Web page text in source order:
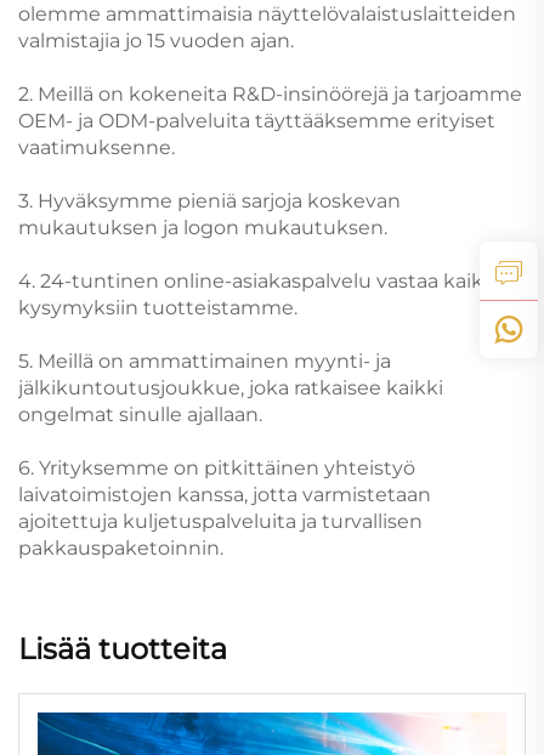
olemme ammattimaisia näyttelövalaistuslaitteiden
valmistajia jo 15 vuoden ajan.
2. Meillä on kokeneita R&D-insinöörejä ja tarjoamme
OEM- ja ODM-palveluita täyttääksemme erityiset
vaatimuksenne.
3. Hyväksymme pieniä sarjoja koskevan
mukautuksen ja logon mukautuksen.
4. 24-tuntinen online-asiakaspalvelu vastaa kaikkiin
kysymyksiin tuotteistamme.
5. Meillä on ammattimainen myynti- ja
jälkikuntoutusjoukkue, joka ratkaisee kaikki
ongelmat sinulle ajallaan.
6. Yrityksemme on pitkittäinen yhteistyö
laivatoimistojen kanssa, jotta varmistetaan
ajoitettuja kuljetuspalveluita ja turvallisen
pakkauspaketoinnin.
Lisää tuotteita